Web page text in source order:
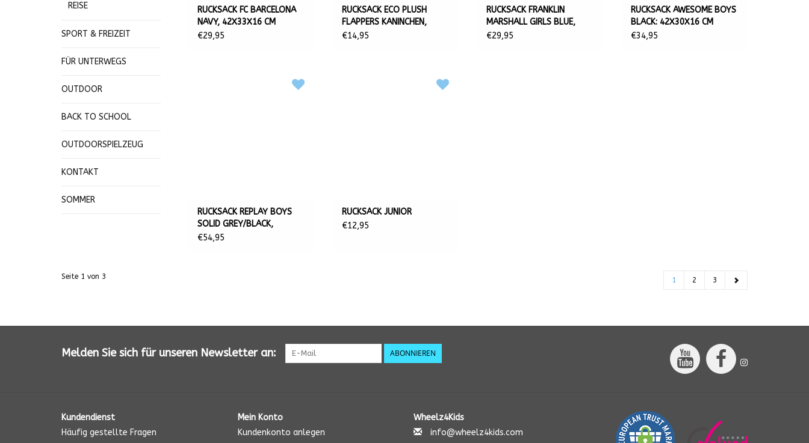
REISE
SPORT & FREIZEIT
FÜR UNTERWEGS
OUTDOOR
BACK TO SCHOOL
OUTDOORSPIELZEUG
KONTAKT
SOMMER
RUCKSACK FC BARCELONA
NAVY, 42X33X16 CM
€29,95
RUCKSACK ECO PLUSH
FLAPPERS KANINCHEN,
30X25X18 CM
€14,95
RUCKSACK FRANKLIN
MARSHALL GIRLS BLUE,
40X30X15 CM
€29,95
RUCKSACK AWESOME BOYS
BLACK: 42X30X16 CM
€34,95
RUCKSACK REPLAY BOYS
SOLID GREY/BLACK,
44X30X17 CM
€54,95
RUCKSACK JUNIOR
€12,95
Seite 1 von 3 1 2 3
Melden Sie sich für unseren Newsletter an: ABONNIEREN
Kundendienst
Häufig gestellte Fragen
Mein Konto
Kundenkonto anlegen
Wheelz4Kids
info@wheelz4kids.com